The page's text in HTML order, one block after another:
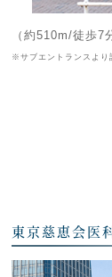
（約510m/徒歩7
※サブエントランスより
東京慈恵会医